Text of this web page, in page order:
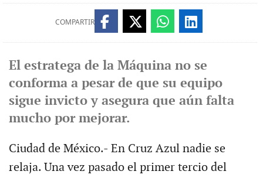
COMPARTIR
El estratega de la Máquina no se
conforma a pesar de que su equipo
sigue invicto y asegura que aún falta
mucho por mejorar.
Ciudad de México.- En Cruz Azul nadie se
relaja. Una vez pasado el primer tercio del